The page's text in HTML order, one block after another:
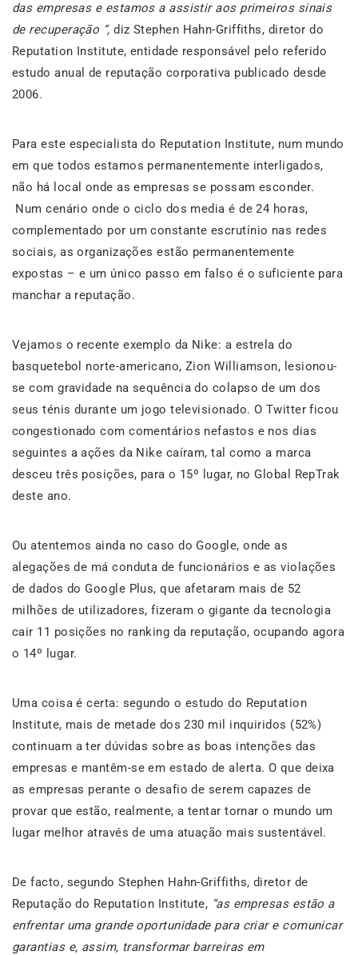
das empresas e estamos a assistir aos primeiros sinais
de recuperação “, diz Stephen Hahn-Griffiths, diretor do
Reputation Institute, entidade responsável pelo referido
estudo anual de reputação corporativa publicado desde
2006.
Para este especialista do Reputation Institute, num mundo
em que todos estamos permanentemente interligados,
não há local onde as empresas se possam esconder.
Num cenário onde o ciclo dos media é de 24 horas,
complementado por um constante escrutínio nas redes
sociais, as organizações estão permanentemente
expostas – e um único passo em falso é o suficiente para
manchar a reputação.
Vejamos o recente exemplo da Nike: a estrela do
basquetebol norte-americano, Zion Williamson, lesionou-
se com gravidade na sequência do colapso de um dos
seus ténis durante um jogo televisionado. O Twitter ficou
congestionado com comentários nefastos e nos dias
seguintes a ações da Nike caíram, tal como a marca
desceu três posições, para o 15º lugar, no Global RepTrak
deste ano.
Ou atentemos ainda no caso do Google, onde as
alegações de má conduta de funcionários e as violações
de dados do Google Plus, que afetaram mais de 52
milhões de utilizadores, fizeram o gigante da tecnologia
cair 11 posições no ranking da reputação, ocupando agora
o 14º lugar.
Uma coisa é certa: segundo o estudo do Reputation
Institute, mais de metade dos 230 mil inquiridos (52%)
continuam a ter dúvidas sobre as boas intenções das
empresas e mantêm-se em estado de alerta. O que deixa
as empresas perante o desafio de serem capazes de
provar que estão, realmente, a tentar tornar o mundo um
lugar melhor através de uma atuação mais sustentável.
De facto, segundo Stephen Hahn-Griffiths, diretor de
Reputação do Reputation Institute, “as empresas estão a
enfrentar uma grande oportunidade para criar e comunicar
garantias e, assim, transformar barreiras em